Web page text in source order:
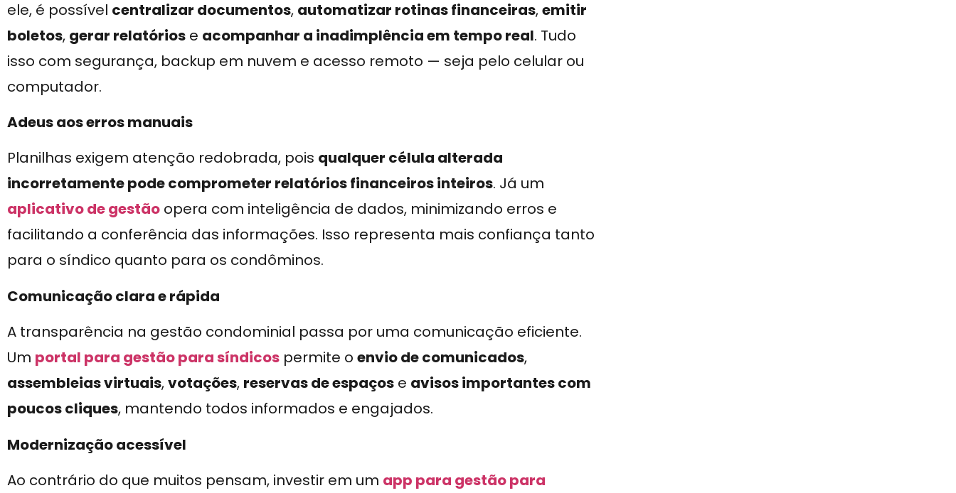
ele, é possível centralizar documentos, automatizar rotinas financeiras,emitir
boletos, gerar relatórios e acompanhar a inadimplência em tempo real. Tudo
isso com segurança, backup em nuvem e acesso remoto — seja pelo celular ou
computador.
Adeus aos erros manuais
Planilhas exigem atenção redobrada, pois qualquer célula alterada
incorretamente pode comprometer relatórios financeiros inteiros. Já um
aplicativo de gestão opera com inteligência de dados, minimizando erros e
facilitando a conferência das informações. Isso representa mais confiança tanto
para o síndico quanto para os condôminos.
Comunicação clara e rápida
A transparência na gestão condominial passa por uma comunicação eficiente.
Um portal para gestão para síndicos permite o envio de comunicados,
assembleias virtuais,votações, reservas de espaços e avisos importantes com
poucos cliques, mantendo todos informados e engajados.
Modernização acessível
Ao contrário do que muitos pensam, investir em um app para gestão para